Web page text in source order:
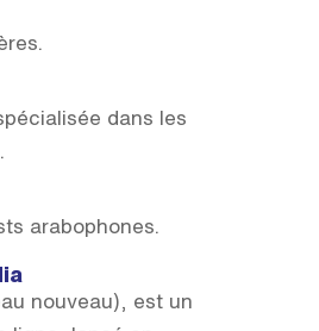
dans les
arabophones.
nouveau), est un